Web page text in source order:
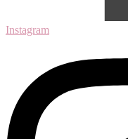
Instagram